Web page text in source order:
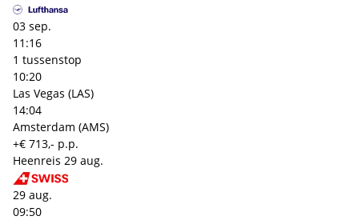
03 sep.
11:16
1 tussenstop
10:20
Las Vegas (LAS)
14:04
Amsterdam (AMS)
+€ 713,- p.p.
Heenreis 29 aug.
29 aug.
09:50